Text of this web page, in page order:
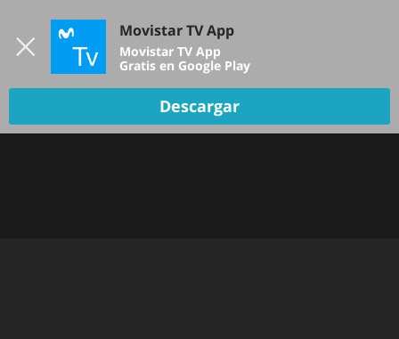
TV EN VIVO
Movistar TV App
Movistar TV App
Gratis en Google Play
Descargar